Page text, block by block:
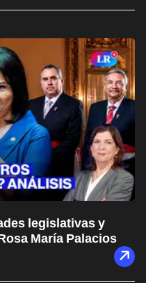
legislativas y
María Palacios